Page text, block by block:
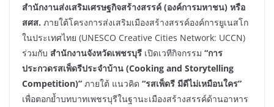
สำนักงานส่งเสริมเศรษฐกิจสร้างสรรค์ (องค์การมหาชน) หรือ
สศส. ภายใต้โครงการส่งเสริมเมืองสร้างสรรค์องค์การยูเนสโก
ในประเทศไทย (UNESCO Creative Cities Network: UCCN)
ร่วมกับ สำนักงานจังหวัดเพชรบุรี เปิดเวทีกิจกรรม “การ
ประกวดรสเพ็ดรีประจำบ้าน (Cooking and Storytelling
Competition)” ภายใต้ แนวคิด “รสเพ็ดรี มีดีไม่เหมือนใคร”
เพื่อตอกย้ำบทบาทเพชรบุรีในฐานะเมืองสร้างสรรค์ด้านอาหาร